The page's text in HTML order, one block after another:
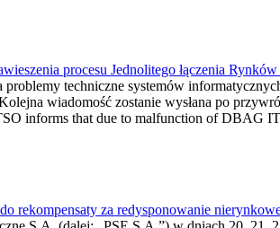
procesu Jednolitego łączenia
problemy techniczne systemów
wiadomość zostanie wysłana po
informs that due to malfunction of DBAG IT
rekompensaty za redysponowanie